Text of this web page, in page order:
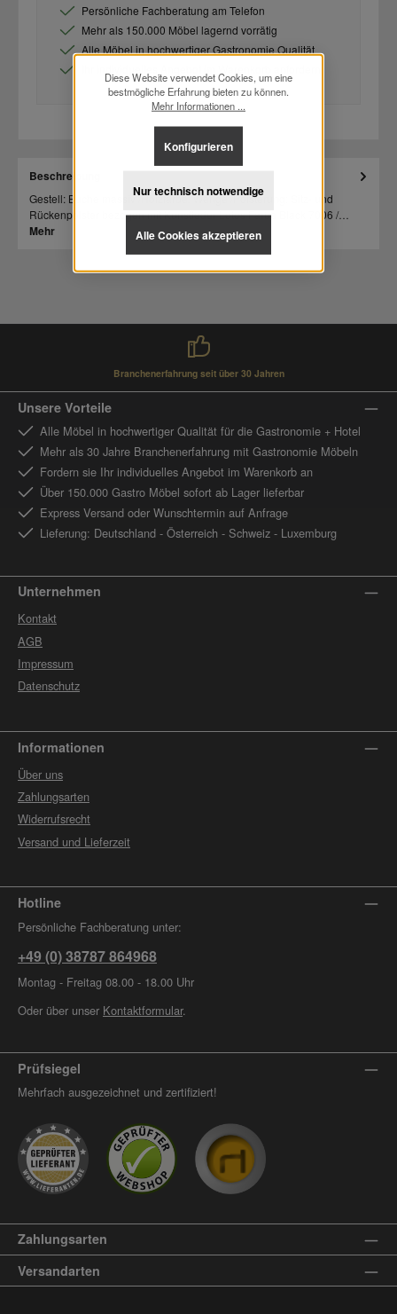
Persönliche Fachberatung am Telefon
Mehr als 150.000 Möbel lagernd vorrätig
Alle Möbel in hochwertiger Gastronomie Qualität
Beschreibung
Gestell: Buche massiv /Holzfarbe: Wenge /Polsterung: Sitz- und
Rückenpolster bezogen mit Kunstleder Lotos Farbe Black 7006 /…
Mehr
Branchenerfahrung seit über 30 Jahren
Unsere Vorteile
Alle Möbel in hochwertiger Qualität für die Gastronomie + Hotel
Mehr als 30 Jahre Branchenerfahrung mit Gastronomie Möbeln
Fordern sie Ihr individuelles Angebot im Warenkorb an
Über 150.000 Gastro Möbel sofort ab Lager lieferbar
Express Versand oder Wunschtermin auf Anfrage
Lieferung: Deutschland - Österreich - Schweiz - Luxemburg
Unternehmen
Kontakt
AGB
Impressum
Datenschutz
Informationen
Über uns
Zahlungsarten
Widerrufsrecht
Versand und Lieferzeit
Hotline
Persönliche Fachberatung unter:
+49 (0) 38787 864968
Montag - Freitag 08.00 - 18.00 Uhr
Oder über unser Kontaktformular.
Prüfsiegel
Mehrfach ausgezeichnet und zertifiziert!
Zahlungsarten
Versandarten
Diese Website verwendet Cookies, um eine
bestmögliche Erfahrung bieten zu können.
Mehr Informationen ...
Nur technisch notwendige
Konfigurieren
Alle Cookies akzeptieren